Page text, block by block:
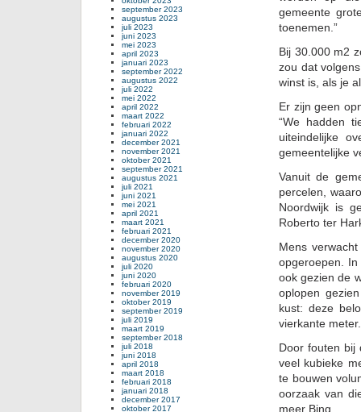
gemeente
toenemen.”
Bij 30.000 m2
zou dat
winst is, als je
Er zijn geen
“We hadden
uiteindelijke
gemeentelijke
Vanuit de
percelen,
Noordwijk is
Roberto ter
Mens
opgeroepen.
ook gezien de
oplopen
kust: deze
vierkante meter.
Door fouten bij
veel kubieke
te bouwen
oorzaak van
meer Bing.
september 2023
augustus 2023
juli 2023
juni 2023
mei 2023
april 2023
januari 2023
september 2022
augustus 2022
juli 2022
mei 2022
april 2022
maart 2022
februari 2022
januari 2022
december 2021
november 2021
oktober 2021
september 2021
augustus 2021
juli 2021
juni 2021
mei 2021
april 2021
maart 2021
februari 2021
december 2020
november 2020
augustus 2020
juli 2020
juni 2020
februari 2020
november 2019
oktober 2019
september 2019
juli 2019
maart 2019
september 2018
juli 2018
juni 2018
april 2018
maart 2018
februari 2018
januari 2018
december 2017
oktober 2017